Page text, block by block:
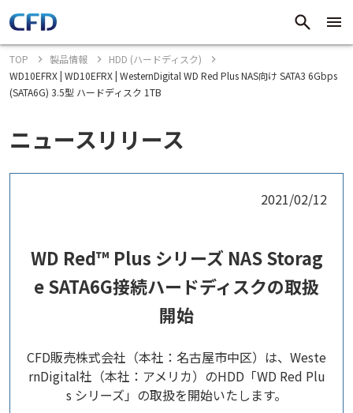
TOP 製品情報
HDD (ハードディスク)
WD10EFRX | WD10EFRX | WesternDigital WD Red Plus NAS向け SATA3 6Gbps
(SATA6G) 3.5型 ハードディスク 1TB
ニュースリリース
2021/02/12
WD Red™ Plus シリーズ NAS Storag
e SATA6G接続ハードディスクの取扱
開始
CFD販売株式会社（本社：名古屋市中区）は、Weste
rnDigital社（本社：アメリカ）のHDD「WD Red Plu
s シリーズ」の取扱を開始いたします。